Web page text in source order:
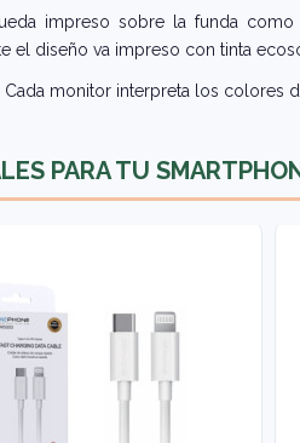
impreso sobre la funda
el diseño va impreso con tinta
Cada monitor interpreta los
PARA TU